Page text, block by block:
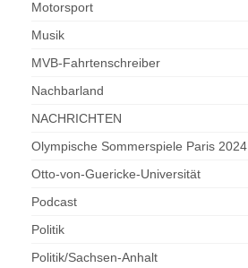
Motorsport
Musik
MVB-Fahrtenschreiber
Nachbarland
NACHRICHTEN
Olympische Sommerspiele Paris 2024
Otto-von-Guericke-Universität
Podcast
Politik
Politik/Sachsen-Anhalt